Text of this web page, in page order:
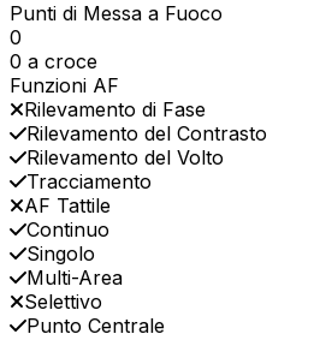
Punti di Messa a Fuoco
0
0 a croce
Funzioni AF
Rilevamento di Fase
Rilevamento del Contrasto
Rilevamento del Volto
Tracciamento
AF Tattile
Continuo
Singolo
Multi-Area
Selettivo
Punto Centrale